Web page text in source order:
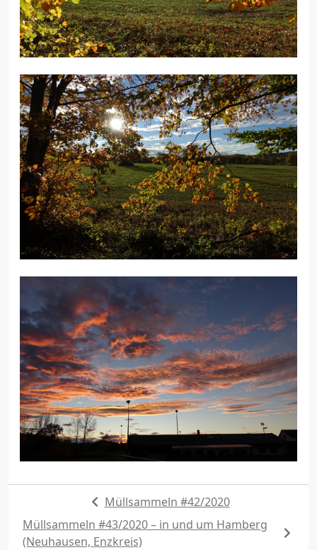
Müllsammeln #42/2020
Müllsammeln #43/2020 – in und um Hamberg
(Neuhausen, Enzkreis)